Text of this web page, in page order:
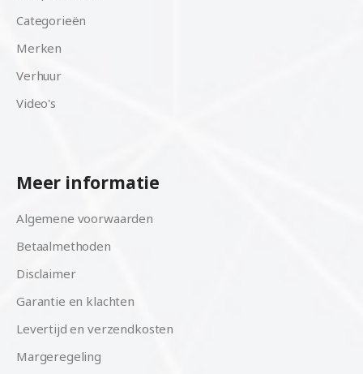
Categorieën
Merken
Verhuur
Video's
Meer informatie
Algemene voorwaarden
Betaalmethoden
Disclaimer
Garantie en klachten
Levertijd en verzendkosten
Margeregeling